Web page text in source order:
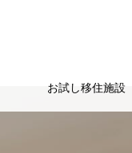
お試し移住施設